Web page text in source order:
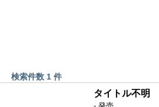
検索件数 1 件
タイトル不明